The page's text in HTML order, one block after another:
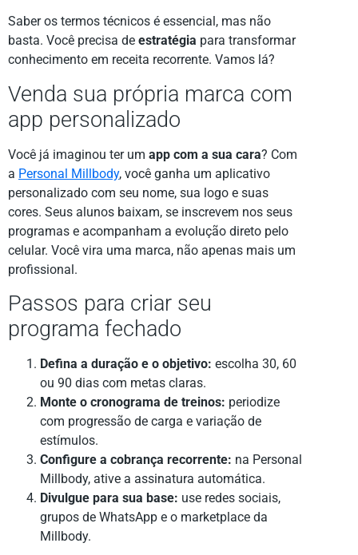
Saber os termos técnicos é essencial, mas não
basta. Você precisa de estratégia para transformar
conhecimento em receita recorrente. Vamos lá?
Venda sua própria marca com
app personalizado
Você já imaginou ter um app com a sua cara? Com
a Personal Millbody, você ganha um aplicativo
personalizado com seu nome, sua logo e suas
cores. Seus alunos baixam, se inscrevem nos seus
programas e acompanham a evolução direto pelo
celular. Você vira uma marca, não apenas mais um
profissional.
Passos para criar seu
programa fechado
Defina a duração e o objetivo: escolha 30, 60
ou 90 dias com metas claras.
Monte o cronograma de treinos: periodize
com progressão de carga e variação de
estímulos.
Configure a cobrança recorrente: na Personal
Millbody, ative a assinatura automática.
Divulgue para sua base: use redes sociais,
grupos de WhatsApp e o marketplace da
Millbody.